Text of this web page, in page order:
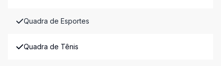
Quadra de Esportes
Quadra de Tênis